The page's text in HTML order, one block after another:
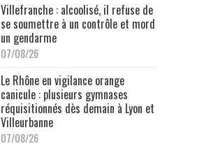
Villefranche : alcoolisé, il refuse de
se soumettre à un contrôle et mord
un gendarme
07/08/26
Le Rhône en vigilance orange
canicule : plusieurs gymnases
réquisitionnés dès demain à Lyon et
Villeurbanne
07/08/26